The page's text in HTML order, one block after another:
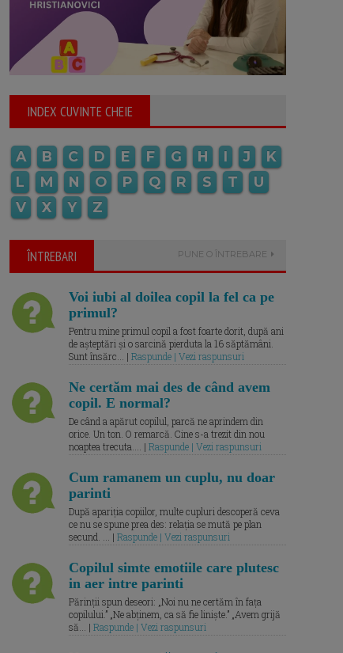
INDEX CUVINTE CHEIE
A B C D E F G H I J
K
L
M N O P Q R S T
U
V
X Y Z
ÎNTREBARI PUNE O ÎNTREBARE
Voi iubi al doilea copil la fel ca pe
primul?
Pentru mine primul copil a fost foarte dorit, după ani
de așteptări și o sarcină pierduta la 16 săptămâni.
Sunt însărc... | Raspunde | Vezi raspunsuri
Ne certăm mai des de când avem
copil. E normal?
De când a apărut copilul, parcă ne aprindem din
orice. Un ton. O remarcă. Cine s-a trezit din nou
noaptea trecuta.... | Raspunde | Vezi raspunsuri
Cum ramanem un cuplu, nu doar
parinti
După apariția copiilor, multe cupluri descoperă ceva
ce nu se spune prea des: relația se mută pe plan
secund. ... | Raspunde | Vezi raspunsuri
Copilul simte emotiile care plutesc
in aer intre parinti
Părinții spun deseori: „Noi nu ne certăm în fața
copilului.” „Ne abținem, ca să fie liniște.” „Avem grijă
să... | Raspunde | Vezi raspunsuri